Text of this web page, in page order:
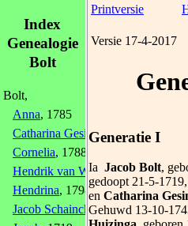
Printversie
Versie 17-4-2017
Generatie I
Ia Jacob Bolt,
gedoopt 21-5-
en Catharina
Gehuwd 13-10-
Index
Genealogie
Bolt
Bolt,
Anna, 1785
Catharina Gesina, 1747
Cornelia, 1788
Hendrik van Waning, 1795
Hendrina, 1798
Jacob Schainck, 1750